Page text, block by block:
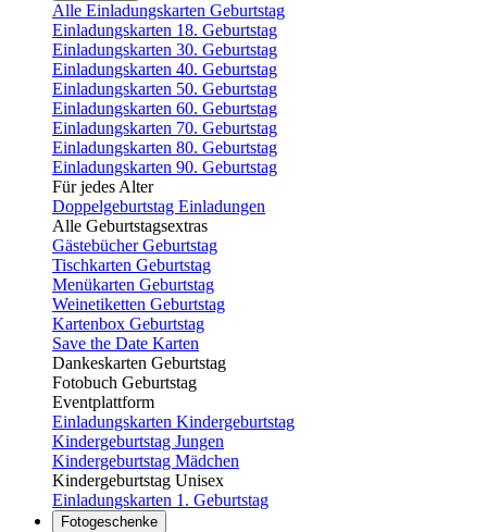
Alle Einladungskarten Geburtstag
Einladungskarten 18. Geburtstag
Einladungskarten 30. Geburtstag
Einladungskarten 40. Geburtstag
Einladungskarten 50. Geburtstag
Einladungskarten 60. Geburtstag
Einladungskarten 70. Geburtstag
Einladungskarten 80. Geburtstag
Einladungskarten 90. Geburtstag
Für jedes Alter
Doppelgeburtstag Einladungen
Alle Geburtstagsextras
Gästebücher Geburtstag
Tischkarten Geburtstag
Menükarten Geburtstag
Weinetiketten Geburtstag
Kartenbox Geburtstag
Save the Date Karten
Dankeskarten Geburtstag
Fotobuch Geburtstag
Eventplattform
Einladungskarten Kindergeburtstag
Kindergeburtstag Jungen
Kindergeburtstag Mädchen
Kindergeburtstag Unisex
Einladungskarten 1. Geburtstag
Fotogeschenke